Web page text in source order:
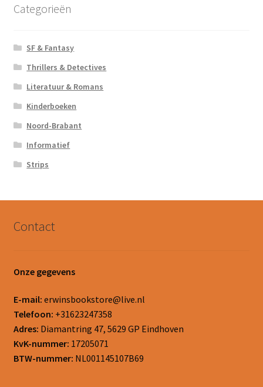
Categorieën
SF & Fantasy
Thrillers & Detectives
Literatuur & Romans
Kinderboeken
Noord-Brabant
Informatief
Strips
Contact
Onze gegevens
E-mail: erwinsbookstore@live.nl
Telefoon: +31623247358
Adres: Diamantring 47, 5629 GP Eindhoven
KvK-nummer: 17205071
BTW-nummer: NL001145107B69